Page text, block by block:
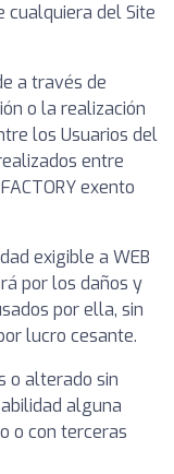
cualquiera del Site
a través de
o la realización
los Usuarios del
entre
exento
exigible a WEB
por los daños y
por ella, sin
lucro cesante.
o alterado sin
alguna
o con terceras